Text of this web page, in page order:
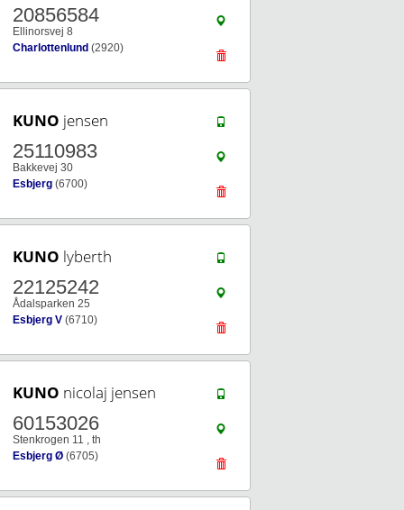
20856584
Ellinorsvej 8
Charlottenlund (2920)
KUNO jensen
25110983
Bakkevej 30
Esbjerg (6700)
KUNO lyberth
22125242
Ådalsparken 25
Esbjerg V (6710)
KUNO nicolaj jensen
60153026
Stenkrogen 11 , th
Esbjerg Ø (6705)